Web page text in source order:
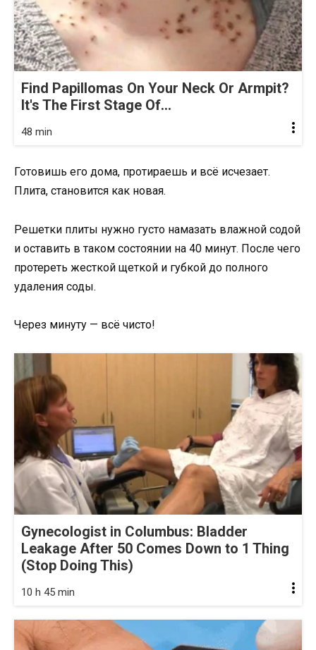
Find Papillomas On Your Neck Or Armpit?
It's The First Stage Of...
48 min
Готовишь его дома, протираешь и всё исчезает.
Плита, становится как новая.
Решетки плиты нужно густо намазать влажной содой
и оставить в таком состоянии на 40 минут. После чего
протереть жесткой щеткой и губкой до полного
удаления соды.
Через минуту — всё чисто!
Gynecologist in Columbus: Bladder
Leakage After 50 Comes Down to 1 Thing
(Stop Doing This)
10 h 45 min